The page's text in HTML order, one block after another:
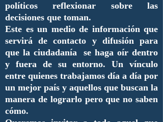
políticos reflexionar sobre las
decisiones que toman.
Este es un medio de información que
servirá de contacto y difusión para
que la ciudadanía se haga oír dentro
y fuera de su entorno. Un vínculo
entre quienes trabajamos día a día por
un mejor país y aquellos que buscan la
manera de lograrlo pero que no saben
cómo.